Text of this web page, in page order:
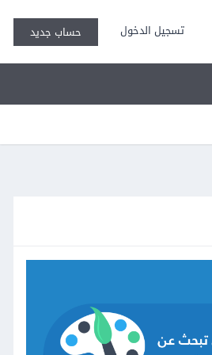
تسجيل الدخول حساب جديد